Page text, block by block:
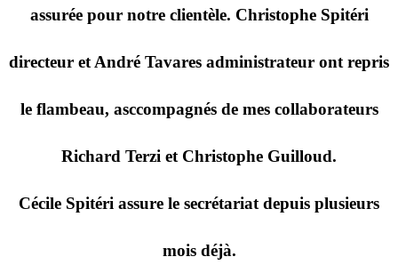
assurée pour notre clientèle. Christophe Spitéri
directeur et André Tavares administrateur ont repris
le flambeau, asccompagnés de mes collaborateurs
Richard Terzi et Christophe Guilloud.
Cécile Spitéri assure le secrétariat depuis plusieurs
mois déjà.